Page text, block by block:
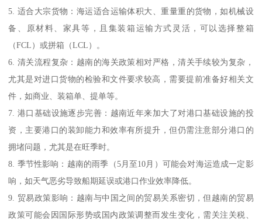
5. 适合大宗货物：海运适合运输体积大、重量重的货物，如机械设
备、原材料、家具等，且集装箱运输方式灵活，可以选择整箱
（FCL）或拼箱（LCL）。
6. 清关流程复杂：越南的海关政策相对严格，清关手续较为复杂，
尤其是对进口货物的检验和文件要求较高，需要提前准备好相关文
件，如商业、装箱单、提单等。
7. 港口基础设施逐步完善：越南近年来加大了对港口基础设施的投
资，主要港口的装卸能力和效率有所提升，但仍需注意部分港口的
拥堵问题，尤其是在旺季时。
8. 季节性影响：越南的雨季（5月至10月）可能会对海运造成一定影
响，如天气恶劣导致船期延误或港口作业效率降低。
9. 贸易政策影响：越南与中国之间的贸易关系密切，但越南的贸易
政策可能会因国际形势或国内政策调整而发生变化，需关注关税、